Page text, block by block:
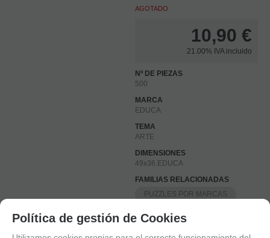
AGOTADO
10,90 €
21.00% IVA incluido
Nº DE PIEZAS
500
MARCA
EDUCA
TEMA
ARTE
DIMENSIONES
49x36.EDUCA
FAMILIAS RELACIONADAS
PUZZLES POR MARCAS
PUZZLES POR Nº DE PIEZAS
Política de gestión de Cookies